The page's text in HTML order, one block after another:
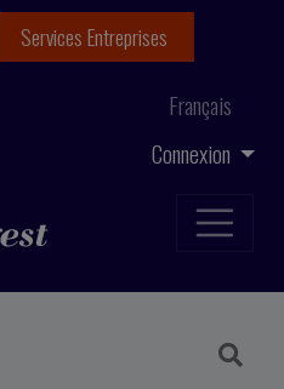
Connexion
Français
Services Entreprises